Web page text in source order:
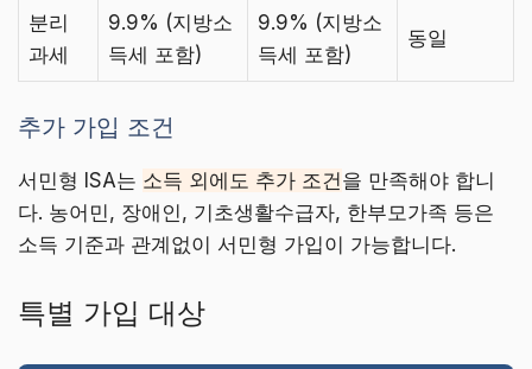
분리
과세
9.9% (지방소
득세 포함)
9.9% (지방소
득세 포함)
동일
추가 가입 조건
서민형 ISA는 소득 외에도 추가 조건을 만족해야 합니
다. 농어민, 장애인, 기초생활수급자, 한부모가족 등은
소득 기준과 관계없이 서민형 가입이 가능합니다.
특별 가입 대상